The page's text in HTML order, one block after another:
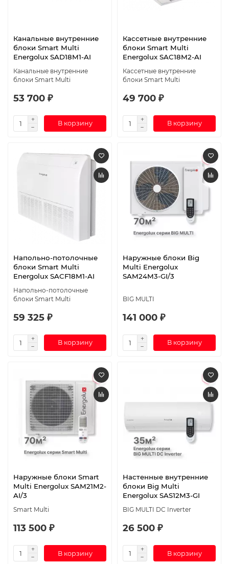
Канальные внутренние
блоки Smart Multi
Energolux SAD18M1-AI
Канальные внутренние
блоки Smart Multi
53 700 ₽
В корзину
Кассетные внутренние
блоки Smart Multi
Energolux SAC18M2-AI
Кассетные внутренние
блоки Smart Multi
49 700 ₽
В корзину
Напольно-потолочные
блоки Smart Multi
Energolux SACF18M1-AI
Напольно-потолочные
блоки Smart Multi
59 325 ₽
В корзину
Наружные блоки Big
Multi Energolux
SAM24M3-GI/3
BIG MULTI
141 000 ₽
В корзину
Наружные блоки Smart
Multi Energolux SAM21M2-
AI/3
Smart Multi
113 500 ₽
В корзину
Настенные внутренние
блоки Big Multi
Energolux SAS12M3-GI
BIG MULTI DC Inverter
26 500 ₽
В корзину